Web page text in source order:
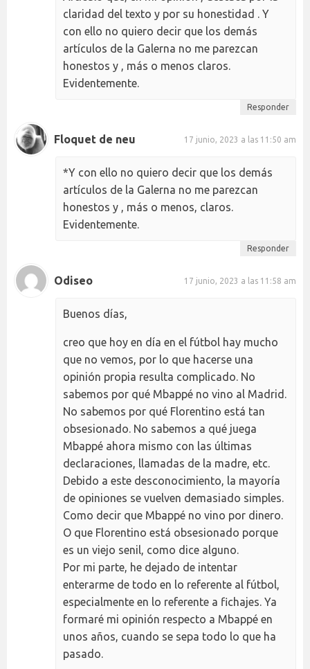
claridad del texto y por su honestidad . Y
con ello no quiero decir que los demás
artículos de la Galerna no me parezcan
honestos y , más o menos claros.
Evidentemente.
Responder
Floquet de neu 17 junio, 2023 a las 11:50 am
*Y con ello no quiero decir que los demás
artículos de la Galerna no me parezcan
honestos y , más o menos, claros.
Evidentemente.
Responder
Odiseo 17 junio, 2023 a las 11:58 am
Buenos días,
creo que hoy en día en el fútbol hay mucho
que no vemos, por lo que hacerse una
opinión propia resulta complicado. No
sabemos por qué Mbappé no vino al Madrid.
No sabemos por qué Florentino está tan
obsesionado. No sabemos a qué juega
Mbappé ahora mismo con las últimas
declaraciones, llamadas de la madre, etc.
Debido a este desconocimiento, la mayoría
de opiniones se vuelven demasiado simples.
Como decir que Mbappé no vino por dinero.
O que Florentino está obsesionado porque
es un viejo senil, como dice alguno.
Por mi parte, he dejado de intentar
enterarme de todo en lo referente al fútbol,
especialmente en lo referente a fichajes. Ya
formaré mi opinión respecto a Mbappé en
unos años, cuando se sepa todo lo que ha
pasado.